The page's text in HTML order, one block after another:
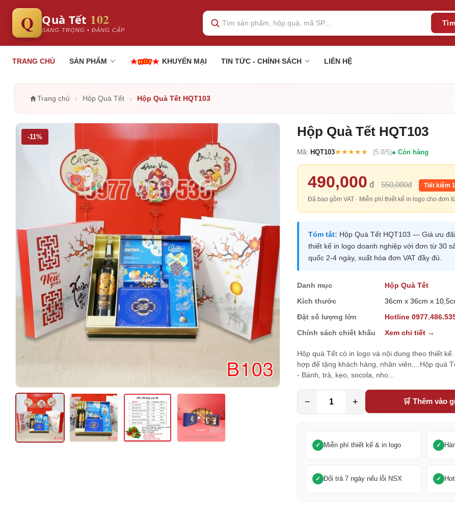
Q Quà Tết 102
SANG TRỌNG • ĐẲNG CẤP
TRANG CHỦ SẢN PHẨM KHUYẾN MẠI TIN TỨC - CHÍNH SÁCH LIÊN HỆ
Trang chủ › Hộp Quà Tết › Hộp Quà Tết HQT103
-11% Hộp Quà Tết HQT103
Mã: HQT103★★★★★ (5.0/5) Còn hàng
490,000 đ 550,000đ
Tiết kiệm
Đã bao gồm VAT · Miễn phí thiết kế in logo cho đơn
Tóm tắt: Hộp Quà Tết HQT103 — Giá ưu
thiết kế in logo doanh nghiệp với đơn từ 30
quốc 2-4 ngày, xuất hóa đơn VAT đầy đủ.
Danh mục
Hộp Quà Tết
Kích thước
36cm x 36cm x
Đặt số lượng lớn
Hotline
Chính sách chiết khấu
Xem chi tiết →
Hộp quà Tết có in logo và nội dung theo thiết
hợp để tặng khách hàng, nhân viên....Hộp quà
- Bánh, trà, kẹo, socola, nho...
− + 🛒 Thêm vào
Miễn phí thiết kế & in logo
Đổi trả 7 ngày nếu lỗi NSX